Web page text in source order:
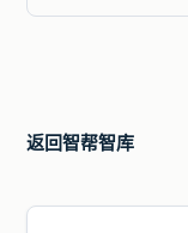
返回智帮智库